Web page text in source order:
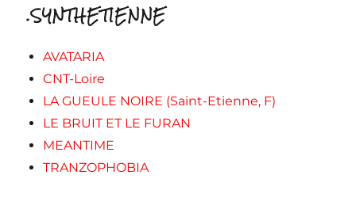
.SYNTHETIENNE
AVATARIA
CNT-Loire
LA GUEULE NOIRE (Saint-Etienne, F)
LE BRUIT ET LE FURAN
MEANTIME
TRANZOPHOBIA